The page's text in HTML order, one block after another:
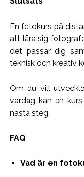
En fotokurs på
att lära sig
det passar dig
teknisk och kreativ
Om du vill
vardag kan en kurs
nästa steg.
FAQ
Vad är en